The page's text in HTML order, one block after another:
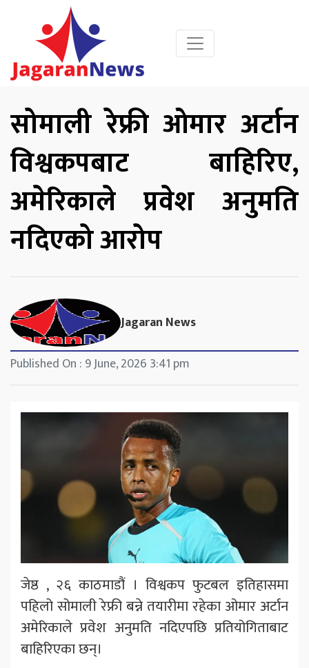
सोमाली रेफ्री ओमार अर्टान
विश्वकपबाट बाहिरिए,
अमेरिकाले प्रवेश अनुमति
नदिएको आरोप
Jagaran News
Published On : 9 June, 2026 3:41 pm
जेष्ठ , २६ काठमाडौं । विश्वकप फुटबल इतिहासमा
पहिलो सोमाली रेफ्री बन्ने तयारीमा रहेका ओमार अर्टान
अमेरिकाले प्रवेश अनुमति नदिएपछि प्रतियोगिताबाट
बाहिरिएका छन्।